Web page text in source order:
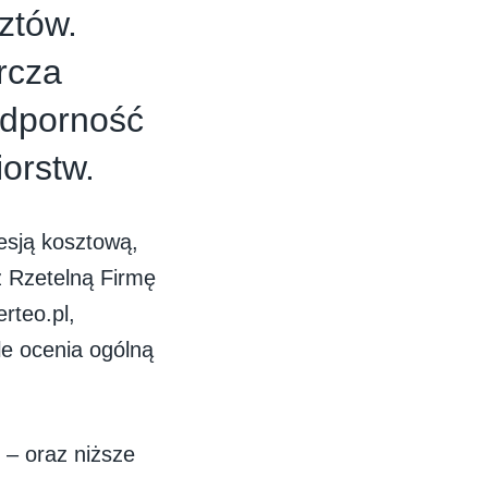
kosztową,
Rzetelną Firmę
ocenia ogólną
– oraz niższe